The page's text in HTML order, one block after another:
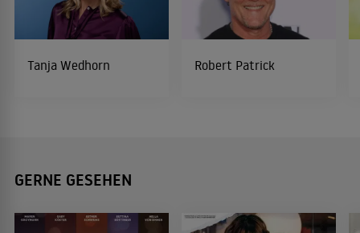
Tanja Wedhorn Robert Patrick
GERNE GESEHEN